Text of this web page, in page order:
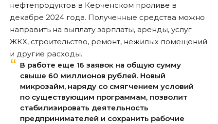
нефтепродуктов в Керченском проливе в
декабре 2024 года. Полученные средства можно
направить на выплату зарплаты, аренды, услуг
ЖКХ, строительство, ремонт, нежилых помещений
и другие расходы.
В работе еще 16 заявок на общую сумму
свыше 60 миллионов рублей. Новый
микрозайм, наряду со смягчением условий
по существующим программам, позволит
стабилизировать деятельность
предпринимателей и сохранить рабочие